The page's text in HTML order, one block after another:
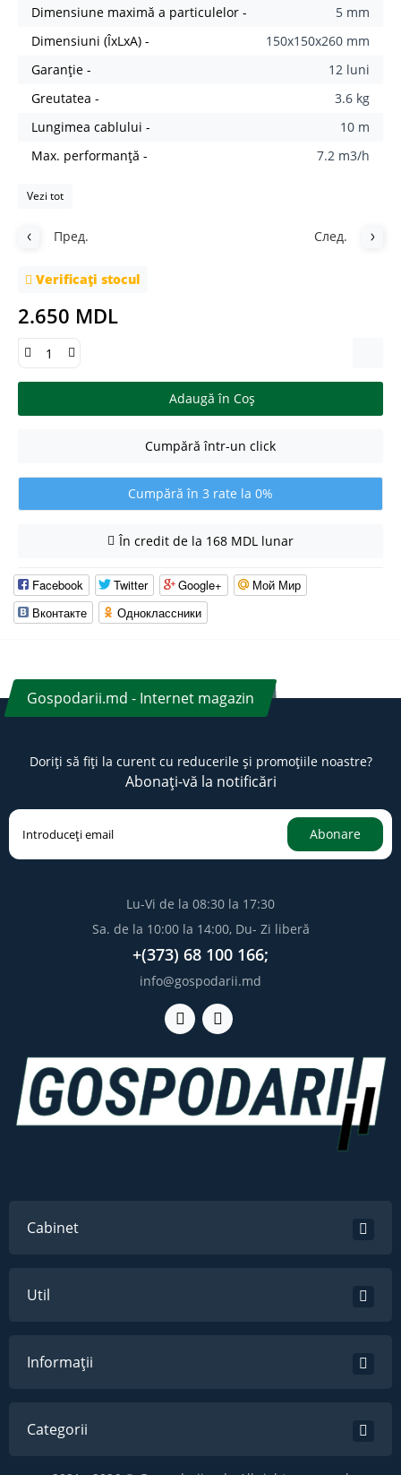
Dimensiune maximă a particulelor -
5 mm
Dimensiuni (ÎxLxA) -
150x150x260 mm
Garanție -
12 luni
Greutatea -
3.6 kg
Lungimea cablului -
10 m
Max. performanţă -
7.2 m3/h
Vezi tot
Пред. След.
Verificați stocul
2.650 MDL
Adaugă în Coş
Cumpără într-un click
Cumpără în 3 rate la 0%
În credit de la 168 MDL lunar
Facebook Twitter Google+
Мой Мир
Вконтакте
Одноклассники
Gospodarii.md - Internet magazin
Doriți să fiți la curent cu reducerile și promoțiile noastre?
Abonați-vă la notificări
Abonare
Lu-Vi de la 08:30 la 17:30
Sa. de la 10:00 la 14:00, Du- Zi liberă
+(373) 68 100 166;
info@gospodarii.md
Cabinet
Util
Informații
Categorii